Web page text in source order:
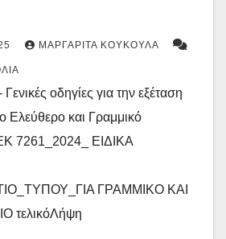
ΜΑΡΓΑΡΊΤΑ ΚΟΥΚΟΎΛΑ
οδηγίες για την εξέταση
και Γραμμικό
7261_2024_ ΕΙΔΙΚΑ
ΓΡΑΜΜΙΚΟ ΚΑΙ
τελικόΛήψη